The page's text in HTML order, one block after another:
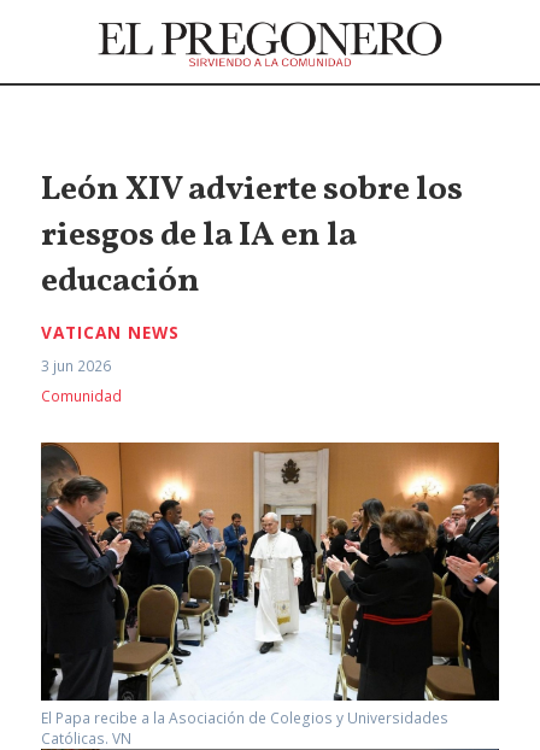
León XIV advierte sobre los
riesgos de la IA en la
educación
VATICAN NEWS
3 jun 2026
Comunidad
El Papa recibe a la Asociación de Colegios y Universidades
Católicas. VN